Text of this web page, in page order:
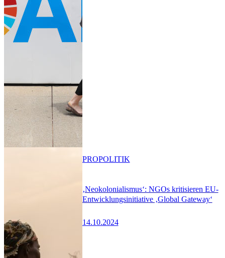
‚Neokolonialismus‘: NGOs kritisieren EU-
Entwicklungsinitiative ‚Global Gateway‘
14.10.2024
PROPOLITIK